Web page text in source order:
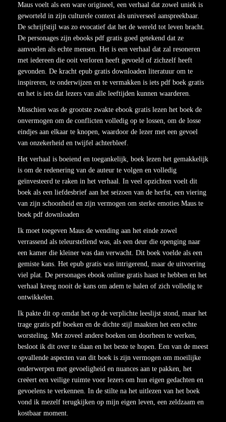
Maus voelt als een ware origineel, een verhaal dat zowel uniek is
geworteld in zijn culturele context als universeel aanspreekbaar.
De schrijfstijl was zo evocatief dat het de wereld tot leven bracht.
De personages zijn ebooks pdf gratis goed getekend dat ze
aanvoelen als echte mensen. Het is een verhaal dat zal resoneren
met iedereen die ooit verloren heeft gevoeld of zichzelf heeft
gevonden. De kracht epub gratis downloaden literatuur om te
inspireren, te onderwijzen en te vermakken is iets pdf boek gratis
en het is iets dat lezers van alle leeftijden kunnen waarderen.
Misschien was de grootste zwakte ebook gratis lezen het boek de
onvermogen om de conflicten volledig op te lossen, om de losse
eindjes aan elkaar te knopen, waardoor de lezer met een gevoel
van onzekerheid en twijfel achterbleef.
Het verhaal is boeiend en toegankelijk, boek lezen het gemakkelijk
is om de redenering van de auteur te volgen en volledig
geïnvesteerd te raken in het verhaal. In veel opzichten voelt dit
boek als een liefdesbrief aan het seizoen van de herfst, een viering
van zijn schoonheid en zijn vermogen om sterke emoties Maus te
boek pdf downloaden
Ik moet toegeven Maus de wending aan het einde zowel
verrassend als teleurstellend was, als een deur die openging naar
een kamer die kleiner was dan verwacht. Dit boek voelde als een
gemiste kans. Het epub gratis was intrigerend, maar de uitvoering
viel plat. De personages ebook online gratis haast te hebben en het
verhaal kreeg nooit de kans om adem te halen of zich volledig te
ontwikkelen.
Ik pakte dit op omdat het op de verplichte leeslijst stond, maar het
trage gratis pdf boeken en de dichte stijl maakten het een echte
worsteling. Met zoveel andere boeken om doorheen te werken,
besloot ik dit over te slaan en het beste te hopen. Een van de meest
opvallende aspecten van dit boek is zijn vermogen om moeilijke
onderwerpen met gevoeligheid en nuances aan te pakken, het
creëert een veilige ruimte voor lezers om hun eigen gedachten en
gevoelens te verkennen. In de stilte na het uitlezen van het boek
vond ik mezelf terugkijken op mijn eigen leven, een zeldzaam en
kostbaar moment.